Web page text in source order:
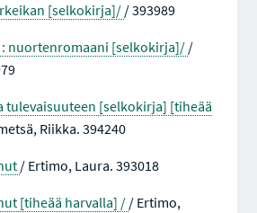
[selkokirja]/ / 393989
nuortenromaani [selkokirja]/ /
tulevaisuuteen [selkokirja] [tiheää
Riikka. 394240
/ Ertimo, Laura. 393018
[tiheää harvalla] / / Ertimo,